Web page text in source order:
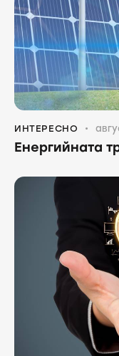
ИНТЕРЕСНО
Енергийната